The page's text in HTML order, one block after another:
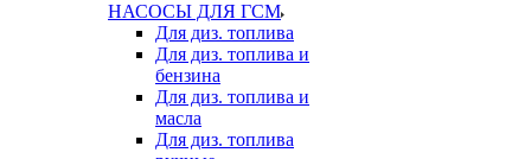
НАСОСЫ ДЛЯ ГСМ
Для диз. топлива
Для диз. топлива и
бензина
Для диз. топлива и
масла
Для диз. топлива